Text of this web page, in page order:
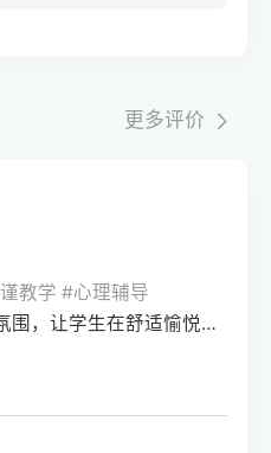
基础概念重新讲通讲
霸，重在找回本该属
学，就是平时的尖子
比如平时模拟考能稳
因为心态崩溃、意外
普通二本的分数。对
人比分数值。你们的
暂时离开原本的高
部分时间还是跟着高
制冲刺，则是把孩子
白天高强度的分层授
面答疑，可以说是把
这种模式最大的优
生，这是拿全日制统
一种是综合评价招
录取依据，高考成绩
班型甚至不硬性要求
位竞赛获奖的学生通
录取通知书，避开了
第二种是高职单招，
南工业职业技术学院
更多评价
教学 #心理辅导
学校注重创造良好的学习氛围，让学生在舒适愉悦的环境中学习。这种氛围可以让学生更加投入学习，提高学习效率，同时也有利于培养学生的自律能力。